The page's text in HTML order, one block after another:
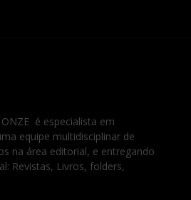
é especialista em
equipe multidisciplinar de
na área editorial, e entregando
Revistas, Livros, folders,